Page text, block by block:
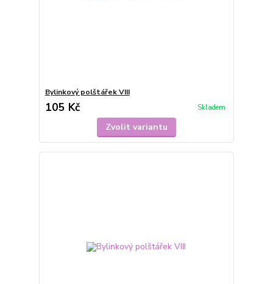
Bylinkový polštářek VIII
105 Kč Skladem
Zvolit variantu